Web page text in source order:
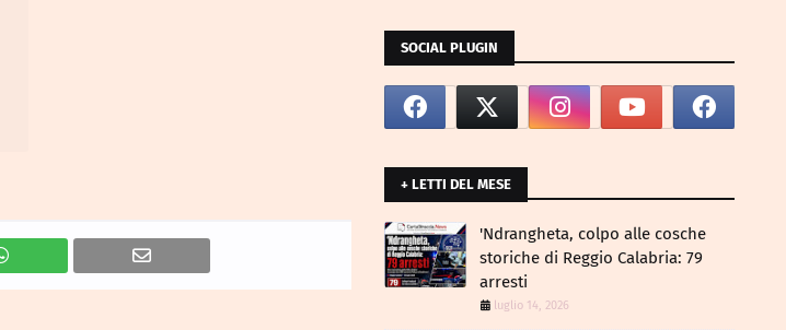
SOCIAL PLUGIN
+ LETTI DEL MESE
​'Ndrangheta, colpo alle cosche
storiche di Reggio Calabria: 79
arresti
luglio 14, 2026